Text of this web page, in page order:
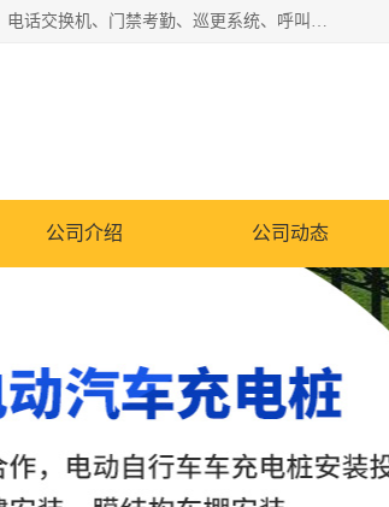
苏州迈凯隆系统集成科技有限公司电话: 联系人:马杰森 销售安装视频监控、报警系统、电话交换机、门禁考勤、巡更系统、呼叫对讲系统、停车场道闸、智能家居、广播系统、综合布线、办公设备、电子商务软件、网络工程、酒店门锁系列 系统集成、VOD视频点播、LED显示屏、节能产品、USP电源、收银机等弱电及智能化项目。
公司介绍 公司动态